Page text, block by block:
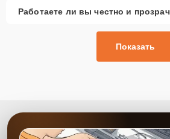
Работаете ли вы честно и
Показать